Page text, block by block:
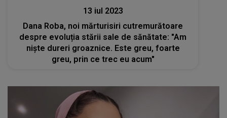
13 iul 2023
Dana Roba, noi mărturisiri cutremurătoare
despre evoluția stării sale de sănătate: "Am
niște dureri groaznice. Este greu, foarte
greu, prin ce trec eu acum"